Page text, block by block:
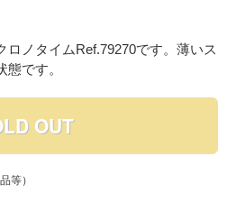
ロノタイムRef.79270です。薄いス
です。
OUT
等）